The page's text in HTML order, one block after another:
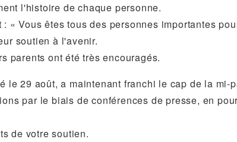
l'histoire de chaque personne.
« Vous êtes tous des personnes importantes
soutien à l'avenir.
parents ont été très encouragés.
le 29 août, a maintenant franchi le cap de la mi-
par le biais de conférences de presse, en
de votre soutien.